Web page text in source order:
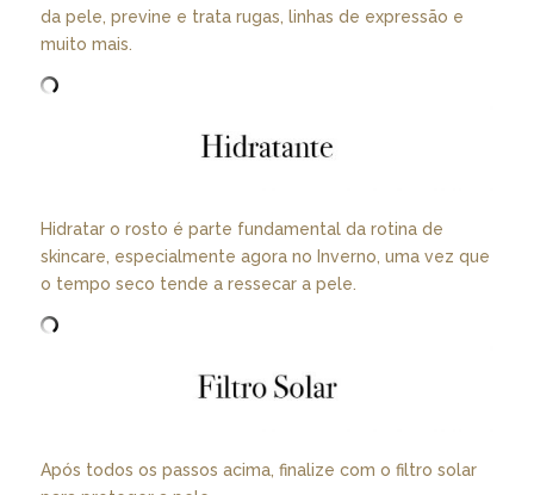
da pele, previne e trata rugas, linhas de expressão e
muito mais.
Hidratar o rosto é parte fundamental da rotina de
skincare, especialmente agora no Inverno, uma vez que
o tempo seco tende a ressecar a pele.
Após todos os passos acima, finalize com o filtro solar